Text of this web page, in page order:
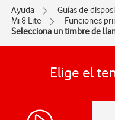
Ayuda Guías de
Mi 8 Lite
Funciones
Selecciona un timbre de
Elige el